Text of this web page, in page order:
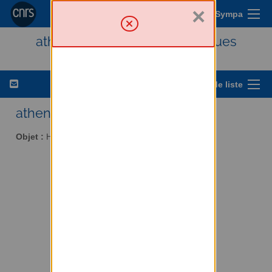
Menu Sympa
athena - Histoire des techniques
Options de liste
athena AT services.cnrs.fr
Objet : Histoire des techniques
×